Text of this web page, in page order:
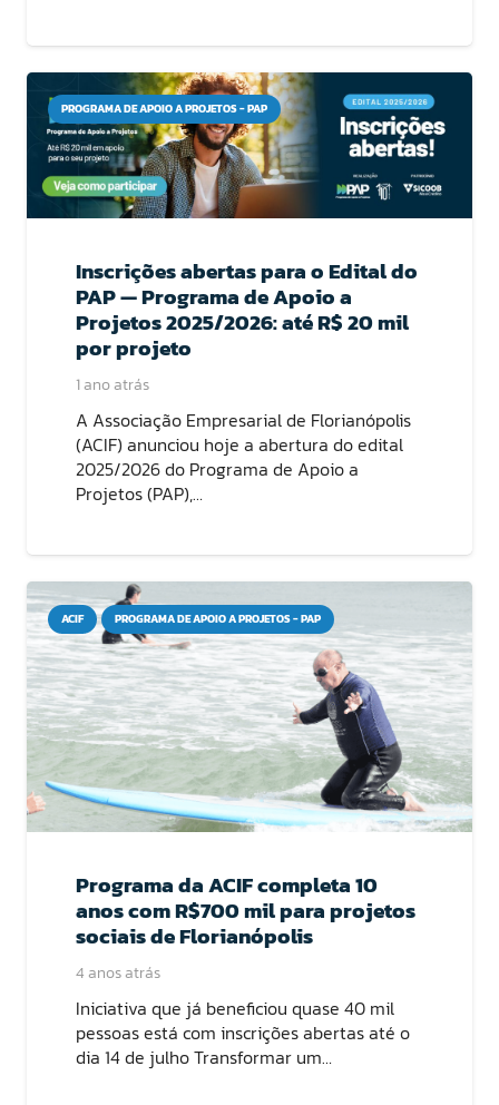
PROGRAMA DE APOIO A PROJETOS - PAP
Inscrições abertas para o Edital do
PAP — Programa de Apoio a
Projetos 2025/2026: até R$ 20 mil
por projeto
1 ano atrás
A Associação Empresarial de Florianópolis
(ACIF) anunciou hoje a abertura do edital
2025/2026 do Programa de Apoio a
Projetos (PAP),…
ACIF PROGRAMA DE APOIO A PROJETOS - PAP
Programa da ACIF completa 10
anos com R$700 mil para projetos
sociais de Florianópolis
4 anos atrás
Iniciativa que já beneficiou quase 40 mil
pessoas está com inscrições abertas até o
dia 14 de julho Transformar um…